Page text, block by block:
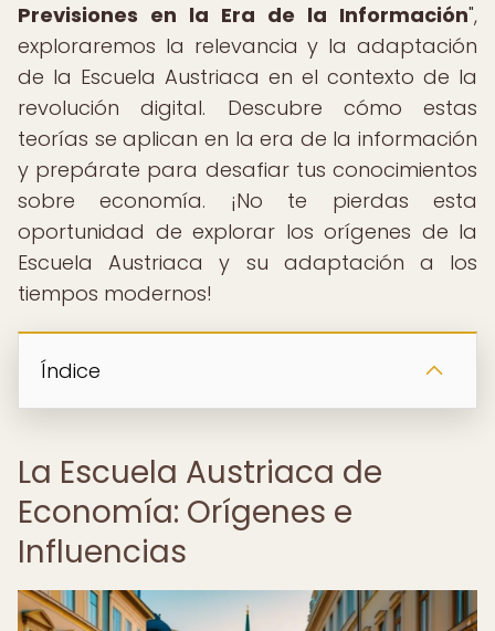
Previsiones en la Era de la Información",
exploraremos la relevancia y la adaptación
de la Escuela Austriaca en el contexto de la
revolución digital. Descubre cómo estas
teorías se aplican en la era de la información
y prepárate para desafiar tus conocimientos
sobre economía. ¡No te pierdas esta
oportunidad de explorar los orígenes de la
Escuela Austriaca y su adaptación a los
tiempos modernos!
Índice
La Escuela Austriaca de
Economía: Orígenes e
Influencias